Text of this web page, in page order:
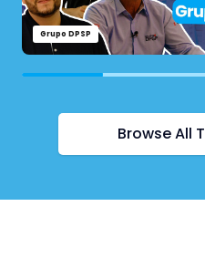
Grupo DPSP
Browse All